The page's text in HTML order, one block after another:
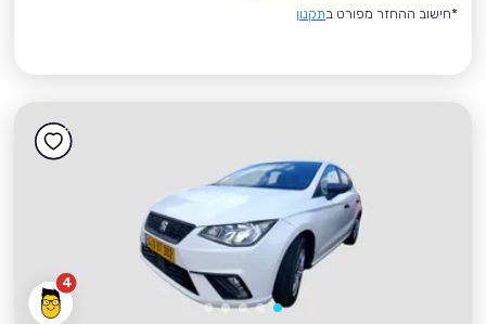
*חישוב ההחזר מפורט בתקנון
4